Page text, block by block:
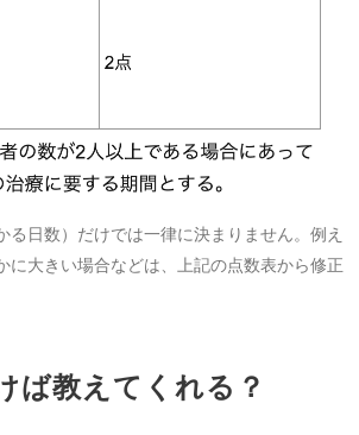
日数）だけでは一律に決まりません。例え
大きい場合などは、上記の点数表から修正
ば教えてくれる？